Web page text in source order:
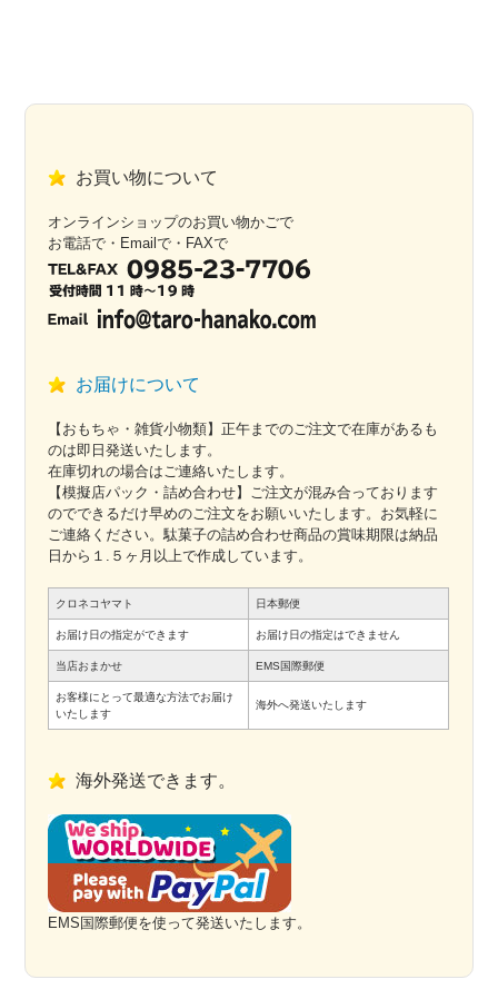
お買い物について
オンラインショップのお買い物かごで
お電話で・Emailで・FAXで
お届けについて
【おもちゃ・雑貨小物類】正午までのご注文で在庫があるも
のは即日発送いたします。
在庫切れの場合はご連絡いたします。
【模擬店パック・詰め合わせ】ご注文が混み合っております
のでできるだけ早めのご注文をお願いいたします。お気軽に
ご連絡ください。駄菓子の詰め合わせ商品の賞味期限は納品
日から１.５ヶ月以上で作成しています。
クロネコヤマト 日本郵便
お届け日の指定ができます お届け日の指定はできません
当店おまかせ EMS国際郵便
お客様にとって最適な方法でお届け
いたします
海外へ発送いたします
海外発送できます。
EMS国際郵便を使って発送いたします。